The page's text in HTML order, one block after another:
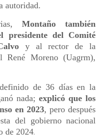
autoridad.
Montaño también
presidente del Comité
y al rector de la
René Moreno (Uagrm),
de 36 días en la
nada;explicó que los
en 2023, pero después
del gobierno nacional
de 2024.